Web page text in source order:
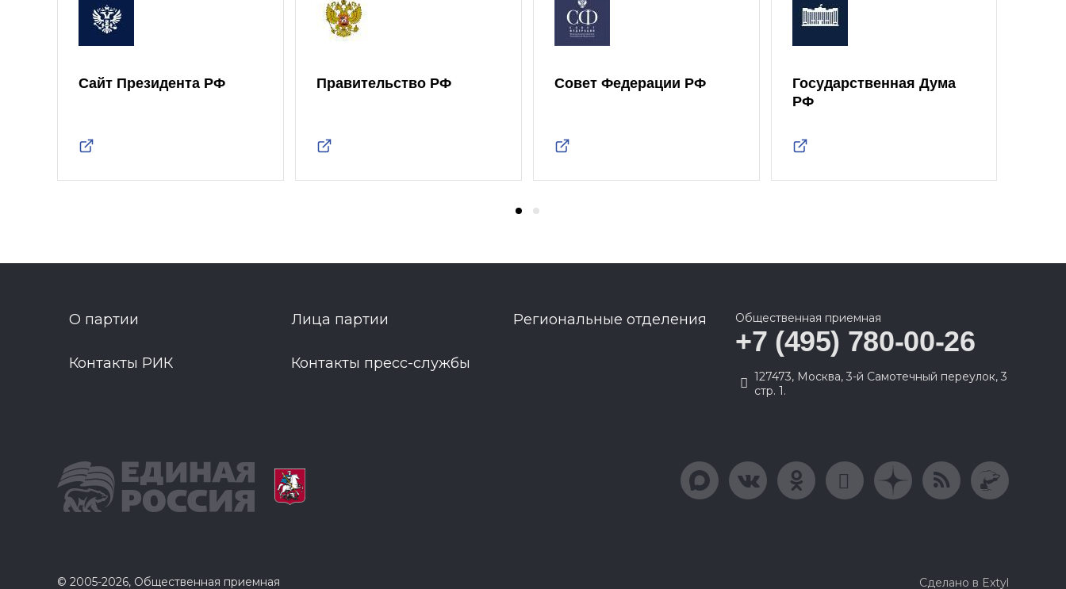
Сайт Президента РФ Правительство РФ Совет Федерации РФ
Государственная Дума
РФ
О партии Лица партии Региональные отделения
Контакты РИК Контакты пресс-службы
Общественная приемная
+7 (495) 780-00-26
127473, Москва, 3-й Самотечный переулок, 3
стр. 1.
© 2005-2026, Общественная приемная Сделано в Extyl